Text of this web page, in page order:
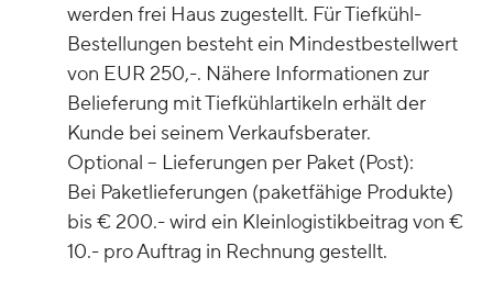
werden frei Haus zugestellt. Für Tiefkühl-
Bestellungen besteht ein Mindestbestellwert
von EUR 250,-. Nähere Informationen zur
Belieferung mit Tiefkühlartikeln erhält der
Kunde bei seinem Verkaufsberater.
Optional – Lieferungen per Paket (Post):
Bei Paketlieferungen (paketfähige Produkte)
bis € 200.- wird ein Kleinlogistikbeitrag von €
10.- pro Auftrag in Rechnung gestellt.